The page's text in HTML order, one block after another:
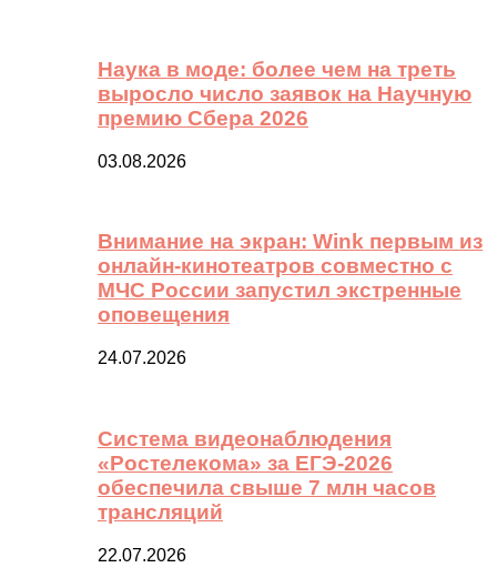
Наука в моде: более чем на треть
выросло число заявок на Научную
премию Сбера 2026
03.08.2026
Внимание на экран: Wink первым из
онлайн-кинотеатров совместно с
МЧС России запустил экстренные
оповещения
24.07.2026
Система видеонаблюдения
«Ростелекома» за ЕГЭ-2026
обеспечила свыше 7 млн часов
трансляций
22.07.2026